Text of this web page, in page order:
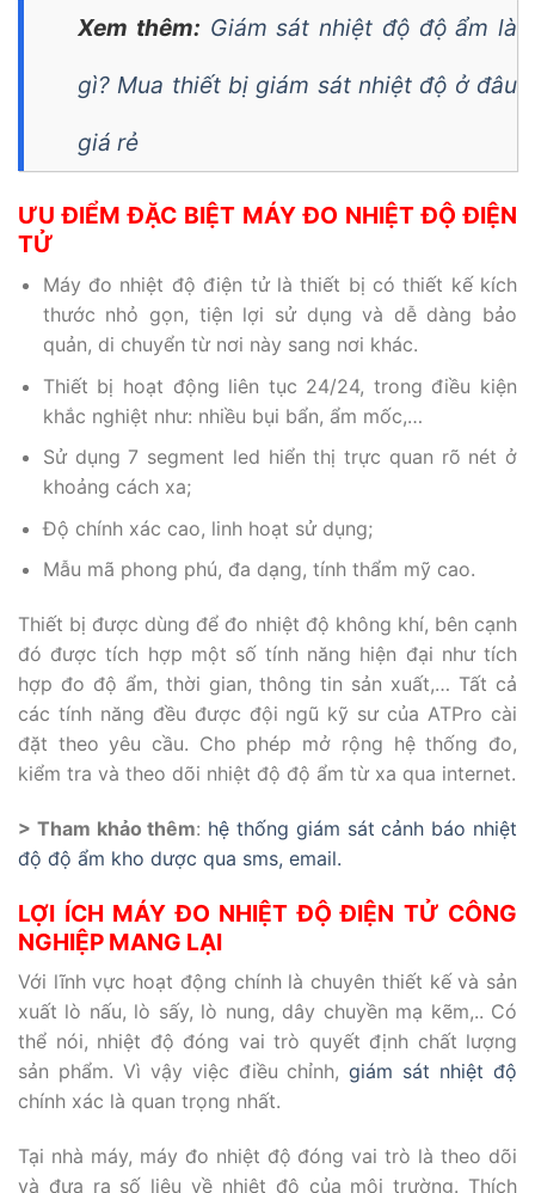
Xem thêm: Giám sát nhiệt độ độ ẩm là
gì? Mua thiết bị giám sát nhiệt độ ở đâu
giá rẻ
ƯU ĐIỂM ĐẶC BIỆT MÁY ĐO NHIỆT ĐỘ ĐIỆN
TỬ
Máy đo nhiệt độ điện tử là thiết bị có thiết kế kích
thước nhỏ gọn, tiện lợi sử dụng và dễ dàng bảo
quản, di chuyển từ nơi này sang nơi khác.
Thiết bị hoạt động liên tục 24/24, trong điều kiện
khắc nghiệt như: nhiều bụi bẩn, ẩm mốc,…
Sử dụng 7 segment led hiển thị trực quan rõ nét ở
khoảng cách xa;
Độ chính xác cao, linh hoạt sử dụng;
Mẫu mã phong phú, đa dạng, tính thẩm mỹ cao.
Thiết bị được dùng để đo nhiệt độ không khí, bên cạnh
đó được tích hợp một số tính năng hiện đại như tích
hợp đo độ ẩm, thời gian, thông tin sản xuất,… Tất cả
các tính năng đều được đội ngũ kỹ sư của ATPro cài
đặt theo yêu cầu. Cho phép mở rộng hệ thống đo,
kiểm tra và theo dõi nhiệt độ độ ẩm từ xa qua internet.
> Tham khảo thêm: hệ thống giám sát cảnh báo nhiệt
độ độ ẩm kho dược qua sms, email.
LỢI ÍCH MÁY ĐO NHIỆT ĐỘ ĐIỆN TỬ CÔNG
NGHIỆP MANG LẠI
Với lĩnh vực hoạt động chính là chuyên thiết kế và sản
xuất lò nấu, lò sấy, lò nung, dây chuyền mạ kẽm,.. Có
thể nói, nhiệt độ đóng vai trò quyết định chất lượng
sản phẩm. Vì vậy việc điều chỉnh,giám sát nhiệt độ
chính xác là quan trọng nhất.
Tại nhà máy, máy đo nhiệt độ đóng vai trò là theo dõi
và đưa ra số liệu về nhiệt độ của môi trường. Thích